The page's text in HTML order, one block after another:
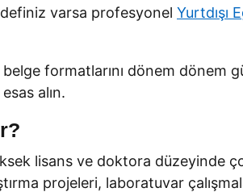
varsa profesyonel Yurtdışı
formatlarını dönem dönem
alın.
lisans ve doktora düzeyinde
projeleri, laboratuvar